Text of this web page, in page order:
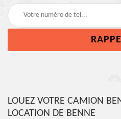
LOUEZ VOTRE CAMION
LOCATION DE BENNE